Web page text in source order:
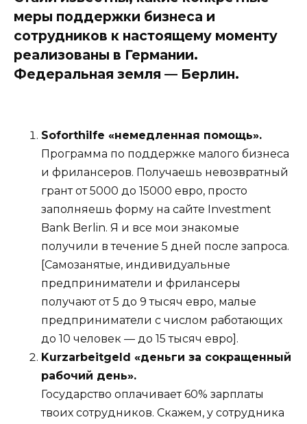
меры поддержки бизнеса и
сотрудников к настоящему моменту
реализованы в Германии.
Федеральная земля — Берлин.
Soforthilfe «немедленная помощь».
Программа по поддержке малого бизнеса
и фрилансеров. Получаешь невозвратный
грант от 5000 до 15000 евро, просто
заполняешь форму на сайте Investment
Bank Berlin. Я и все мои знакомые
получили в течение 5 дней после запроса.
[Самозанятые, индивидуальные
предприниматели и фрилансеры
получают от 5 до 9 тысяч евро, малые
предприниматели с числом работающих
до 10 человек — до 15 тысяч евро].
Kurzarbeitgeld «деньги за сокращенный
рабочий день».
Государство оплачивает 60% зарплаты
твоих сотрудников. Скажем, у сотрудника